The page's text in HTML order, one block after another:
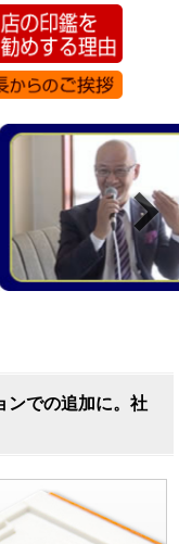
ンでの追加に。社